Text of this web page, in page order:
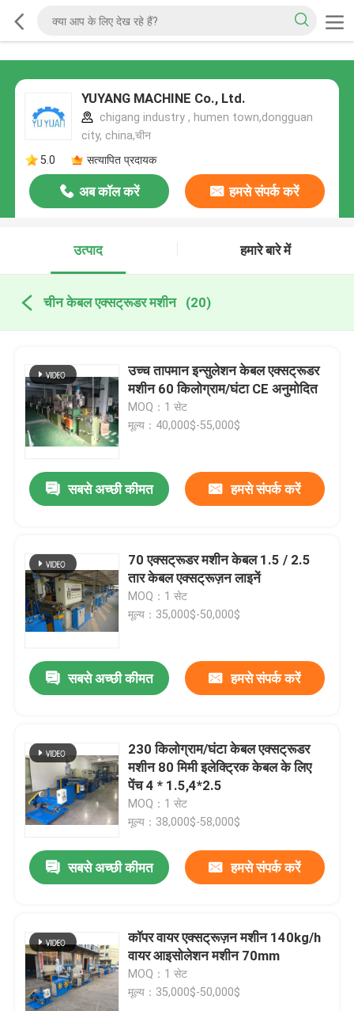
YUYANG MACHINE Co., Ltd.
chigang industry , humen town,dongguan
city, china,चीन
5.0
सत्यापित प्रदायक
अब कॉल करें हमसे संपर्क करें
उत्पाद हमारे बारे में
चीन केबल एक्सट्रूडर मशीन (20)
उच्च तापमान इन्सुलेशन केबल एक्सट्रूडर
मशीन 60 किलोग्राम/घंटा CE अनुमोदित
MOQ：1 सेट
मूल्य：40,000$-55,000$
सबसे अच्छी कीमत हमसे संपर्क करें
70 एक्सट्रूडर मशीन केबल 1.5 / 2.5
तार केबल एक्सट्रूज़न लाइनें
MOQ：1 सेट
मूल्य：35,000$-50,000$
सबसे अच्छी कीमत हमसे संपर्क करें
230 किलोग्राम/घंटा केबल एक्सट्रूडर
मशीन 80 मिमी इलेक्ट्रिक केबल के लिए
पेंच 4 * 1.5,4*2.5
MOQ：1 सेट
मूल्य：38,000$-58,000$
सबसे अच्छी कीमत हमसे संपर्क करें
कॉपर वायर एक्सट्रूज़न मशीन 140kg/h
वायर आइसोलेशन मशीन 70mm
MOQ：1 सेट
मूल्य：35,000$-50,000$